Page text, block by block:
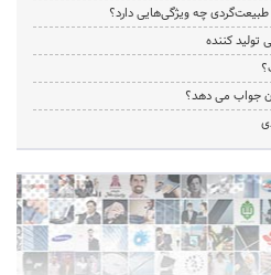
چه ویژگی‌هایی دارد؟
کننده
جواب می دهد؟